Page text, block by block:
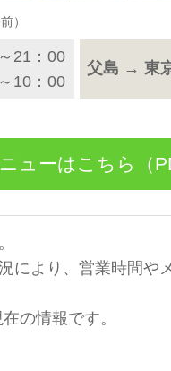
）
21：00
10：00
父島 → 東
ューはこちら（
により、営業時間や
の情報です。